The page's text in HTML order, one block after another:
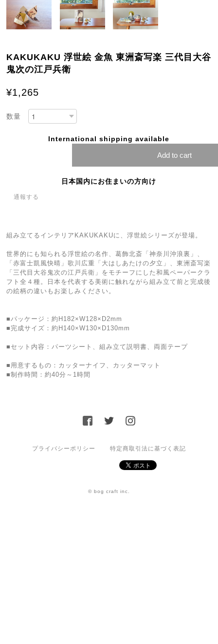
KAKUKAKU 浮世絵 金魚 東洲斎写楽 三代目大谷
鬼次の江戸兵衛
¥1,265
数量
International shipping available
Add to cart
日本国内にお住まいの方向け
通報する
組み立てるインテリアKAKUKAKUに、浮世絵シリーズが登場。
世界的にも知られる浮世絵の名作、葛飾北斎「神奈川沖浪裏」、
「赤富士凱風快晴」歌川広重「大はしあたけの夕立」、東洲斎写楽
「三代目大谷鬼次の江戸兵衛」をモチーフにした和風ペーパークラ
フト全４種。日本を代表する美術に触れながら組み立て前と完成後
の絵柄の違いもお楽しみください。
■パッケージ：約H182×W128×D2mm
■完成サイズ：約H140×W130×D130mm
■セット内容：パーツシート、組み立て説明書、両面テープ
■用意するもの：カッターナイフ、カッターマット
■制作時間：約40分～1時間
プライバシーポリシー 特定商取引法に基づく表記
© bog craft inc.